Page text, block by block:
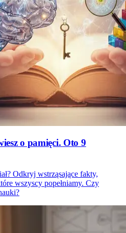
o pamięci. Oto 9
Odkryj wstrząsające fakty,
wszyscy popełniamy. Czy